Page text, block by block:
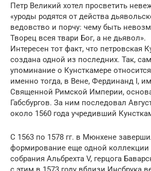
Петр Великий хотел просветить
«уроды родятся от действа
ведовство и порчу: чему быть
Творец всея твари Бог, а не дьявол».
Интересен тот факт, что петровская
создана одной из последних. Так,
упоминание о Кунсткамере
именно тогда, в Вене, Фердинанд I,
Священной Римской Империи,
Габсбургов. За ним последовал
около 1560 года учредивший
С 1563 по 1578 гг. в Мюнхене
формирование еще одной коллекции
собрания Альбрехта V, герцога